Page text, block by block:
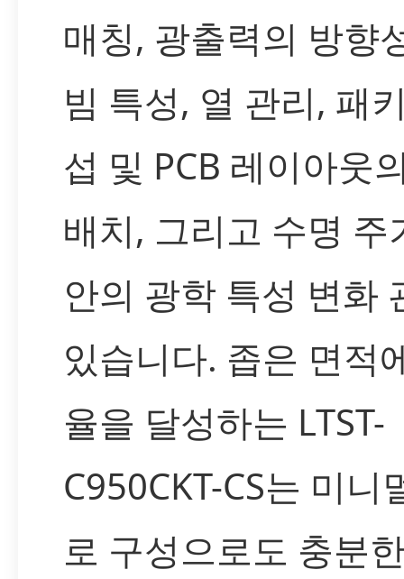
매칭, 광출력의 방향
빔 특성, 열 관리, 패
섭 및 PCB 레이아웃
배치, 그리고 수명 주
안의 광학 특성 변화
있습니다. 좁은 면적
율을 달성하는 LTST-
C950CKT-CS는 미니
로 구성으로도 충분